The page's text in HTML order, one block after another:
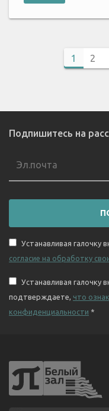
1 2
Подпишитесь на
Устанавливая галочку
согласие на обработку
Устанавливая галочку
подтверждаете, что
конфиденциальности *